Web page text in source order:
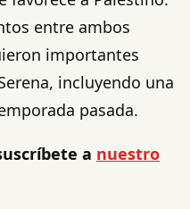
entre ambos
importantes
incluyendo una
pasada.
a nuestro